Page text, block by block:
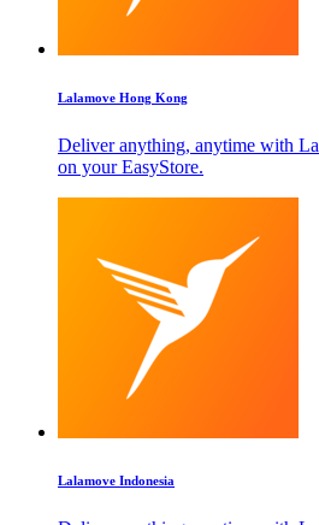
Lalamove Hong Kong
Deliver anything, anytime with
on your EasyStore.
Lalamove Indonesia